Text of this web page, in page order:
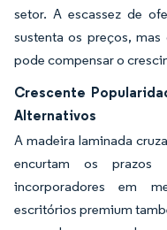
setor. A escassez de
sustenta os preços,
pode compensar o
Crescente
Alternativos
A madeira laminada
encurtam os prazos
incorporadores em
escritórios premium